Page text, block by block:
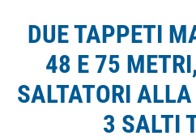
DUE TAPPETI
48 E 75
SALTATORI
3 SALTI